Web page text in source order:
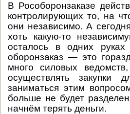
В Рособоронзаказе
контролирующих то, на
они независимо. А
хоть какую-то
осталось в одних
оборонзаказ — это
много силовых
осуществлять закупки
заниматься этим
больше не будет
начнём терять деньги.